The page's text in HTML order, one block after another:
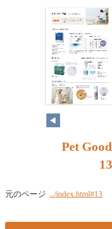
Pet
元のページ ../index.html#13